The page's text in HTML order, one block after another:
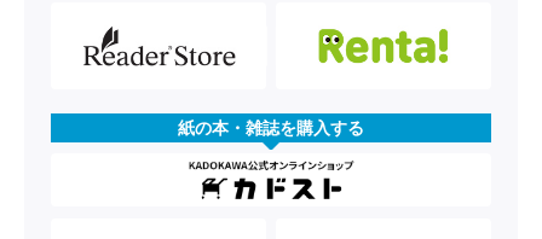
紙の本・雑誌を購入する